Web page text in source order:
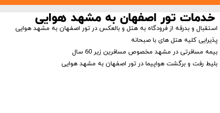
خدمات تور اصفهان به مشهد هوایی
استقبال و بدرقه از فرودگاه به هتل و بالعکس در تور اصفهان به مشهد هوایی
پذیرایی کلیه هتل های با صبحانه
بیمه مسافرتی در مشهد مخصوص مسافرین زیر 60 سال
بلیط رفت و برگشت هواپیما در تور اصفهان به مشهد هوایی